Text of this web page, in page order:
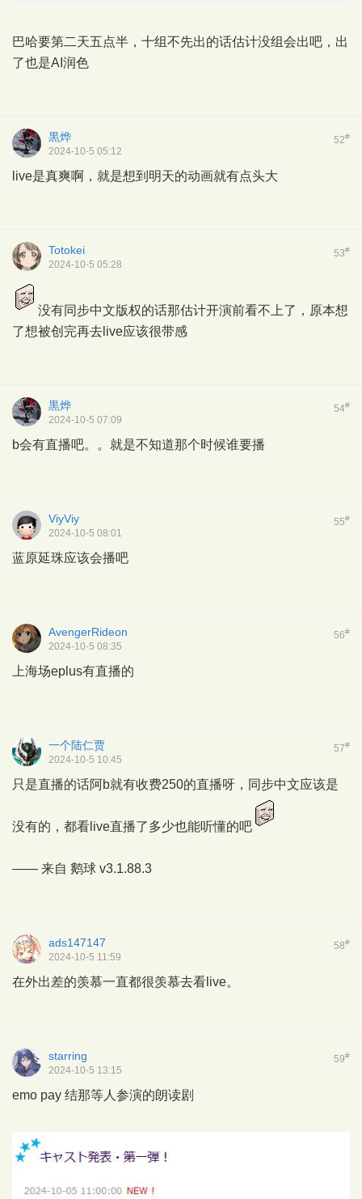
巴哈要第二天五点半，十组不先出的话估计没组会出吧，出
了也是AI润色
52#
黒烨
2024-10-5 05:12
live是真爽啊，就是想到明天的动画就有点头大
53#
Totokei
2024-10-5 05:28
没有同步中文版权的话那估计开演前看不上了，原本想
了想被创完再去live应该很带感
54#
黒烨
2024-10-5 07:09
b会有直播吧。。就是不知道那个时候谁要播
55#
ViyViy
2024-10-5 08:01
蓝原延珠应该会播吧
56#
AvengerRideon
2024-10-5 08:35
上海场eplus有直播的
57#
一个陆仁贾
2024-10-5 10:45
只是直播的话阿b就有收费250的直播呀，同步中文应该是
没有的，都看live直播了多少也能听懂的吧
—— 来自 鹅球 v3.1.88.3
58#
ads147147
2024-10-5 11:59
在外出差的羡慕一直都很羡慕去看live。
59#
starring
2024-10-5 13:15
emo pay 结那等人参演的朗读剧